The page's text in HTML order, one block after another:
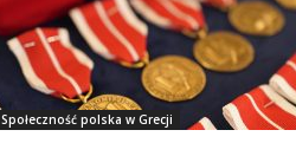
Społeczność polska w Grecji